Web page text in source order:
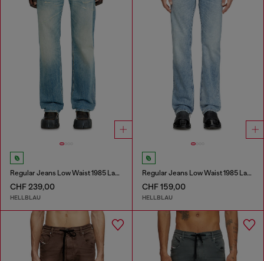
Regular Jeans Low Waist 1985 Larkee
CHF 239,00
HELLBLAU
Regular Jeans Low Waist 1985 Larkee
CHF 159,00
HELLBLAU